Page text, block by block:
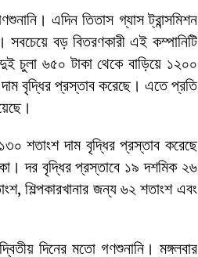
এদিন তিতাস গ্যাস ট্রান্সমিশন
সবচেয়ে বড় বিতরণকারী এই কম্পানিটি
চুলা ৬৫০ টাকা থেকে বাড়িয়ে ১২০০
বৃদ্ধির প্রস্তাব করেছে। এতে প্রতি
শতাংশ দাম বৃদ্ধির প্রস্তাব করেছে
দর বৃদ্ধির প্রস্তাবে ১৯ দশমিক ২৬
শিল্পকারখানার জন্য ৬২ শতাংশ এবং
দিনের মতো গণশুনানি। মঙ্গলবার